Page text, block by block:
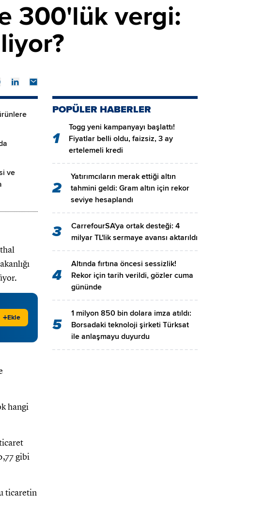
300'lük vergi:
ve
+Ekle
hangi
gibi
ticaretin
POPÜLER HABERLER
1
Togg yeni kampanyayı başlattı!
Fiyatlar belli oldu, faizsiz, 3 ay
ertelemeli kredi
2
Yatırımcıların merak ettiği altın
tahmini geldi: Gram altın için rekor
seviye hesaplandı
3
CarrefourSA'ya ortak desteği: 4
milyar TL'lik sermaye avansı aktarıldı
4
Altında fırtına öncesi sessizlik!
Rekor için tarih verildi, gözler cuma
gününde
5
1 milyon 850 bin dolara imza atıldı:
Borsadaki teknoloji şirketi Türksat
ile anlaşmayu duyurdu